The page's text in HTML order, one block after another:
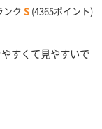
ンク S (4365ポイント)
すくて見やすいで